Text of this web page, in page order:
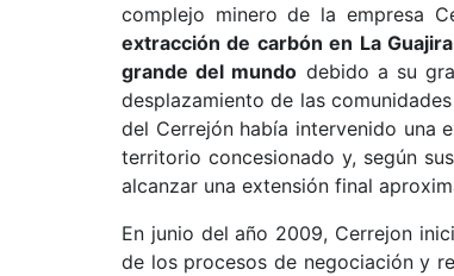
complejo minero de la empresa
extracción de carbón en La
grande del mundo debido a su
desplazamiento de las
del Cerrejón había intervenido una
territorio concesionado y, según
alcanzar una extensión final
En junio del año 2009, Cerrejon
de los procesos de negociación y